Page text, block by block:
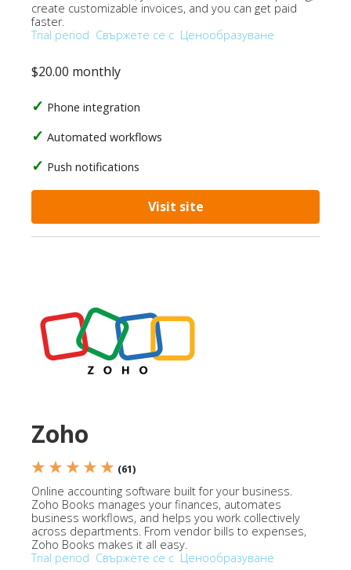
create customizable invoices, and you can get paid
faster.
Trial period Свържете се с Ценообразуване
$20.00 monthly
Phone integration
Automated workflows
Push notifications
Visit site
Zoho
★ ★ ★ ★ ★ (61)
Online accounting software built for your business.
Zoho Books manages your finances, automates
business workflows, and helps you work collectively
across departments. From vendor bills to expenses,
Zoho Books makes it all easy.
Trial period Свържете се с Ценообразуване